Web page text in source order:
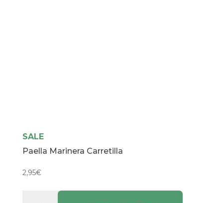
SALE
Paella Marinera Carretilla
2,95€